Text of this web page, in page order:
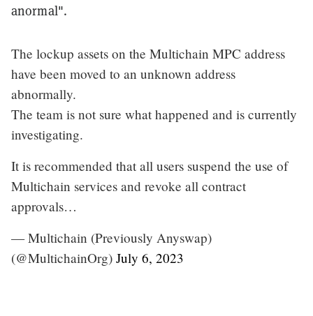
anormal".
The lockup assets on the Multichain MPC address
have been moved to an unknown address
abnormally.
The team is not sure what happened and is currently
investigating.
It is recommended that all users suspend the use of
Multichain services and revoke all contract
approvals…
— Multichain (Previously Anyswap)
(@MultichainOrg) July 6, 2023